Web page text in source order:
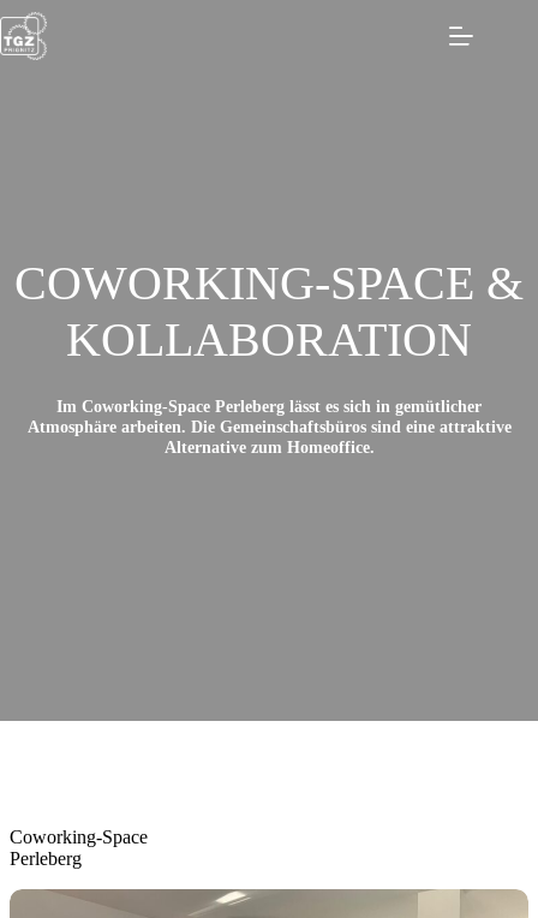
Zum
Inhalt
springen
COWORKING-SPACE &
KOLLABORATION
Im Coworking-Space Perleberg lässt es sich in gemütlicher
Atmosphäre arbeiten. Die Gemeinschaftsbüros sind eine attraktive
Alternative zum Homeoffice.
Coworking-Space
Perleberg